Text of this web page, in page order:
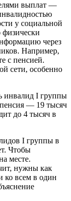
выплат —
у социальной
физически
через
Например,
с пенсией.
сети, особенно
инвалид I группы
— 19 тысяч
до 4 тысяч в
I группы в
Чтобы
месте.
нужны как
ко всем в один